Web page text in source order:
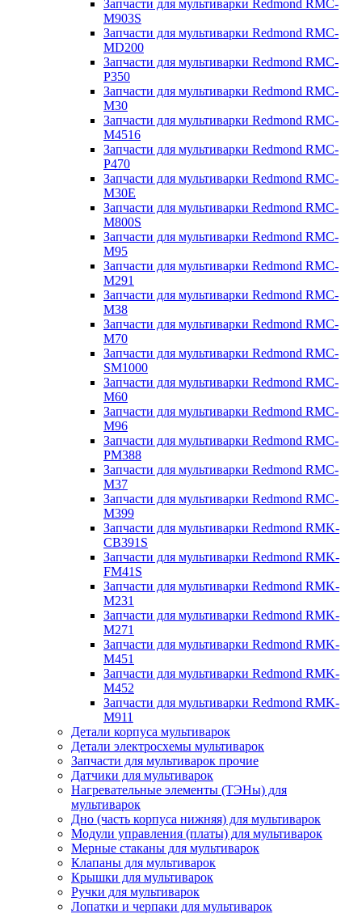
Запчасти для мультиварки Redmond RMC-
M903S
Запчасти для мультиварки Redmond RMC-
MD200
Запчасти для мультиварки Redmond RMC-
P350
Запчасти для мультиварки Redmond RMC-
M30
Запчасти для мультиварки Redmond RMC-
M4516
Запчасти для мультиварки Redmond RMC-
P470
Запчасти для мультиварки Redmond RMC-
M30E
Запчасти для мультиварки Redmond RMC-
M800S
Запчасти для мультиварки Redmond RMC-
M95
Запчасти для мультиварки Redmond RMC-
M291
Запчасти для мультиварки Redmond RMC-
M38
Запчасти для мультиварки Redmond RMC-
M70
Запчасти для мультиварки Redmond RMC-
SM1000
Запчасти для мультиварки Redmond RMC-
M60
Запчасти для мультиварки Redmond RMC-
M96
Запчасти для мультиварки Redmond RMC-
PM388
Запчасти для мультиварки Redmond RMC-
M37
Запчасти для мультиварки Redmond RMC-
M399
Запчасти для мультиварки Redmond RMK-
CB391S
Запчасти для мультиварки Redmond RMK-
FM41S
Запчасти для мультиварки Redmond RMK-
M231
Запчасти для мультиварки Redmond RMK-
M271
Запчасти для мультиварки Redmond RMK-
M451
Запчасти для мультиварки Redmond RMK-
M452
Запчасти для мультиварки Redmond RMK-
M911
Детали корпуса мультиварок
Детали электросхемы мультиварок
Запчасти для мультиварок прочие
Датчики для мультиварок
Нагревательные элементы (ТЭНы) для
мультиварок
Дно (часть корпуса нижняя) для мультиварок
Модули управления (платы) для мультиварок
Мерные стаканы для мультиварок
Клапаны для мультиварок
Крышки для мультиварок
Ручки для мультиварок
Лопатки и черпаки для мультиварок